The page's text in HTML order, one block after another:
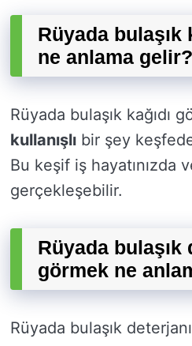
Rüyada bulaşık
ne anlama gelir?
Rüyada bulaşık kağıdı
kullanışlı bir şey
Bu keşif iş hayatınızda
gerçekleşebilir.
Rüyada bulaşık
görmek ne
Rüyada bulaşık